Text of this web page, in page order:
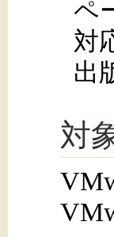
ペ
対
出
対